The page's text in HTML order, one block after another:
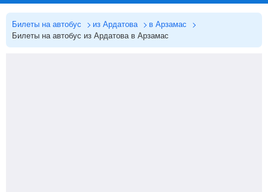
Билеты на автобус из Ардатова
в Арзамас
Билеты на автобус из Ардатова в Арзамас